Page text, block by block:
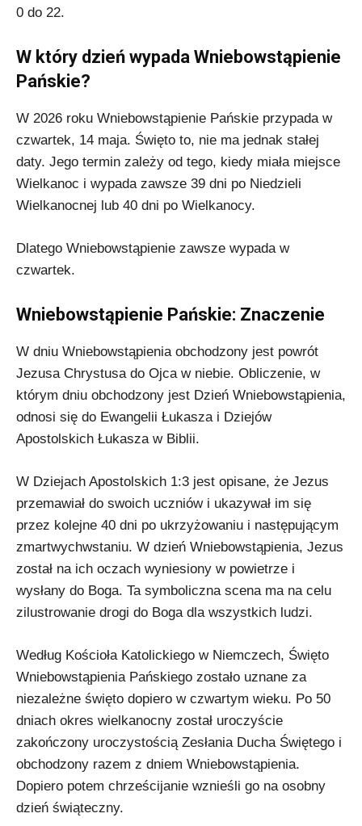
0 do 22.
W który dzień wypada Wniebowstąpienie
Pańskie?
W 2026 roku Wniebowstąpienie Pańskie przypada w
czwartek, 14 maja. Święto to, nie ma jednak stałej
daty. Jego termin zależy od tego, kiedy miała miejsce
Wielkanoc i wypada zawsze 39 dni po Niedzieli
Wielkanocnej lub 40 dni po Wielkanocy.
Dlatego Wniebowstąpienie zawsze wypada w
czwartek.
Wniebowstąpienie Pańskie: Znaczenie
W dniu Wniebowstąpienia obchodzony jest powrót
Jezusa Chrystusa do Ojca w niebie. Obliczenie, w
którym dniu obchodzony jest Dzień Wniebowstąpienia,
odnosi się do Ewangelii Łukasza i Dziejów
Apostolskich Łukasza w Biblii.
W Dziejach Apostolskich 1:3 jest opisane, że Jezus
przemawiał do swoich uczniów i ukazywał im się
przez kolejne 40 dni po ukrzyżowaniu i następującym
zmartwychwstaniu. W dzień Wniebowstąpienia, Jezus
został na ich oczach wyniesiony w powietrze i
wysłany do Boga. Ta symboliczna scena ma na celu
zilustrowanie drogi do Boga dla wszystkich ludzi.
Według Kościoła Katolickiego w Niemczech, Święto
Wniebowstąpienia Pańskiego zostało uznane za
niezależne święto dopiero w czwartym wieku. Po 50
dniach okres wielkanocny został uroczyście
zakończony uroczystością Zesłania Ducha Świętego i
obchodzony razem z dniem Wniebowstąpienia.
Dopiero potem chrześcijanie wznieśli go na osobny
dzień świąteczny.